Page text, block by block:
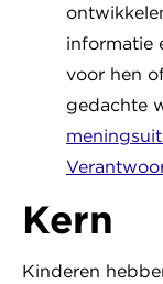
informatie
voor hen
gedachte
Kern
Kinderen